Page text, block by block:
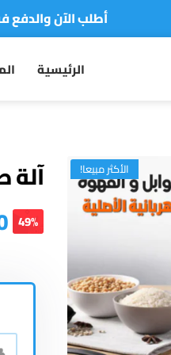
توصيل سريع
الرئيسية
الأكثر مبيعا!
آلة
49%
👤